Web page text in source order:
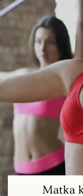
Matka